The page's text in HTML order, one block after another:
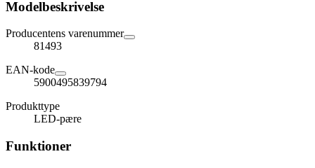
Modelbeskrivelse
Producentens varenummer
81493
EAN-kode
5900495839794
Produkttype
LED-pære
Funktioner